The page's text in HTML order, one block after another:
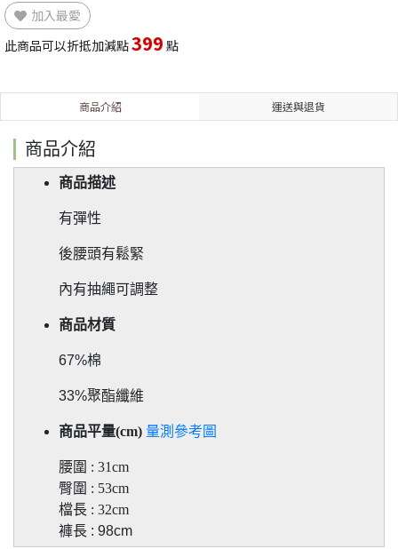
加入最愛
此商品可以折抵加減點399 點
商品介紹 運送與退貨
商品介紹
商品描述
有彈性
後腰頭有鬆緊
內有抽繩可調整
商品材質
67%棉
33%聚酯纖維
商品平量(cm) 量測參考圖
腰圍 : 31cm
臀圍 : 53cm
檔長 : 32cm
褲長 : 98cm